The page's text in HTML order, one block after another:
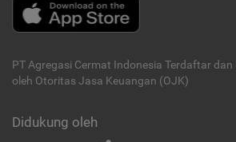
PT Agregasi Cermat Indonesia Terdaftar dan
oleh Otoritas Jasa Keuangan (OJK)
Didukung oleh